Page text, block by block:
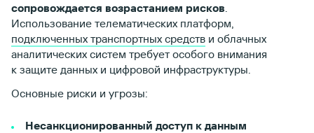
сопровождается возрастанием рисков.
Использование телематических платформ,
подключенных транспортных средств и облачных
аналитических систем требует особого внимания
к защите данных и цифровой инфраструктуры.
Основные риски и угрозы:
Несанкционированный доступ к данным